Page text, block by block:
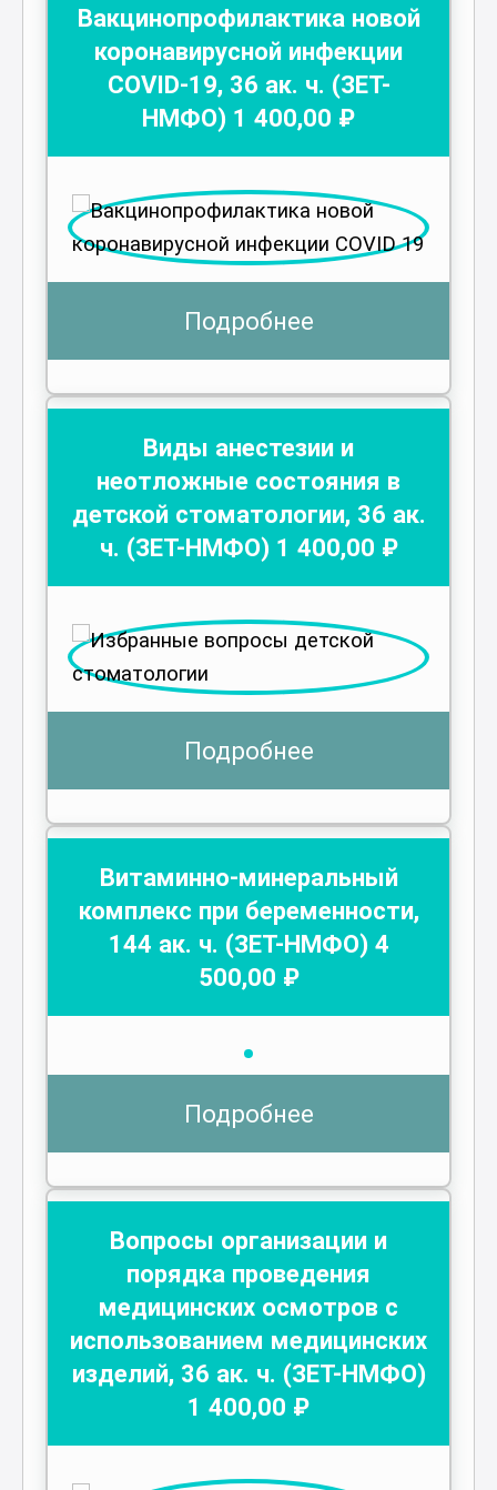
Вакцинопрофилактика новой
коронавирусной инфекции
COVID-19, 36 ак. ч. (ЗЕТ-
НМФО) 1 400,00 ₽
Подробнее
Виды анестезии и
неотложные состояния в
детской стоматологии, 36 ак.
ч. (ЗЕТ-НМФО) 1 400,00 ₽
Подробнее
Витаминно-минеральный
комплекс при беременности,
144 ак. ч. (ЗЕТ-НМФО) 4
500,00 ₽
Подробнее
Вопросы организации и
порядка проведения
медицинских осмотров с
использованием медицинских
изделий, 36 ак. ч. (ЗЕТ-НМФО)
1 400,00 ₽